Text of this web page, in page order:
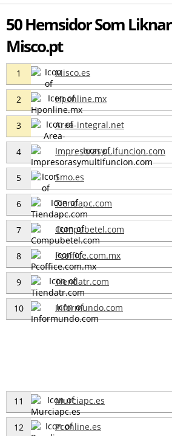
50 Hemsidor Som Liknar
Misco.pt
1 Misco.es
2 Hponline.mx
3 Area-integral.net
4 Impresorasy...ifuncion.com
5 Smo.es
6 Tiendapc.com
7 Compubetel.com
8 Pcoffice.com.mx
9 Tiendatr.com
10 Informundo.com
11 Murciapc.es
12 Pconline.es